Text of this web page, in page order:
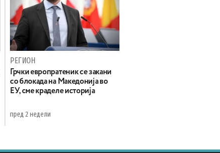
РЕГИОН
Грчки европратеник се закани
со блокада на Македонија во
ЕУ, сме краделе историја
пред 2 недели